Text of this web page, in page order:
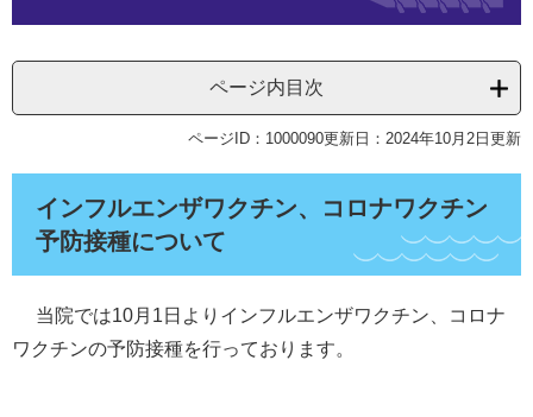
ページ内目次
ページID：1000090更新日：2024年10月2日更新
インフルエンザワクチン、コロナワクチン
予防接種について
当院では10月1日よりインフルエンザワクチン、コロナ
ワクチンの予防接種を行っております。